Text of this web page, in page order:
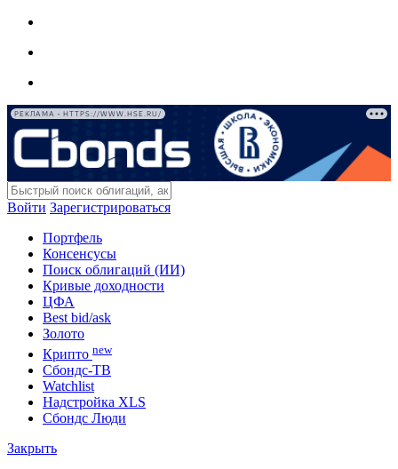
РЕКЛАМА • HTTPS://WWW.HSE.RU/
Войти Зарегистрироваться
Портфель
Консенсусы
Поиск облигаций (ИИ)
Кривые доходности
ЦФА
Best bid/ask
Золото
Крипто new
Сбондс-ТВ
Watchlist
Надстройка XLS
Сбондс Люди
Закрыть